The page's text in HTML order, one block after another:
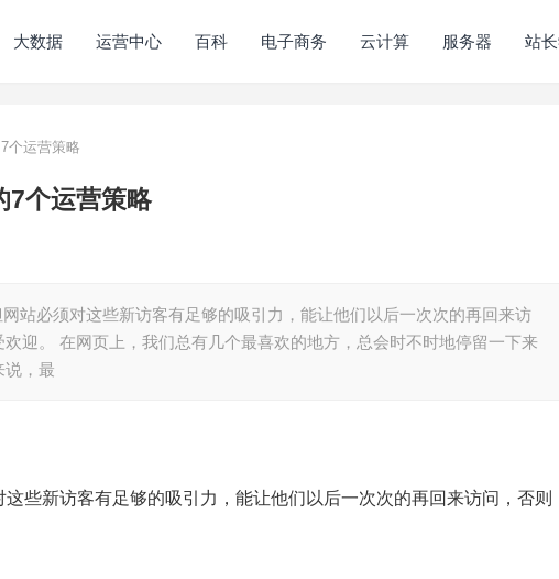
大数据 运营中心 百科 电子商务 云计算 服务器 站
个运营策略
7个运营策略
站必须对这些新访客有足够的吸引力，能让他们以后一次次的再回来访
迎。 在网页上，我们总有几个最喜欢的地方，总会时不时地停留一下来
说，最
些新访客有足够的吸引力，能让他们以后一次次的再回来访问，否则